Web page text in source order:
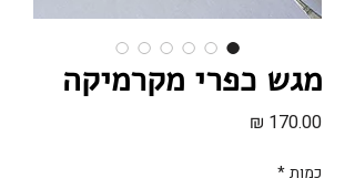
מגש כפרי מקרמיקה
כמות*